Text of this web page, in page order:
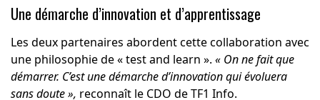
Une démarche d’innovation et d’apprentissage
Les deux partenaires abordent cette collaboration avec
une philosophie de « test and learn ». « On ne fait que
démarrer. C’est une démarche d’innovation qui évoluera
sans doute », reconnaît le CDO de TF1 Info.